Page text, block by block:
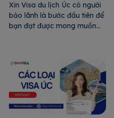
Xin Visa du lịch Úc có người
bảo lãnh là bước đầu tiên để
bạn đạt được mong muốn
24H Visa đã soạn thảo bộ
cẩm nang đầy đủ nhất để
bạn dễ dàng chinh phục loại
Thị thực này, […]